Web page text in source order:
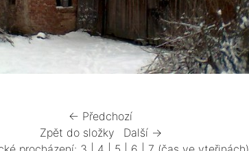
← Předchozí
Zpět do složky
Další →